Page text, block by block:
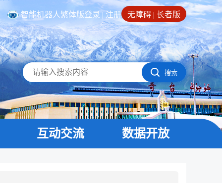
智能机器人繁体版登录 | 注册 无障碍 | 长者版
搜索
互动交流 数据开放